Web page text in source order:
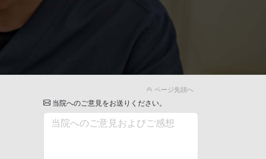
ページ先頭へ
当院へのご意見をお送りください。